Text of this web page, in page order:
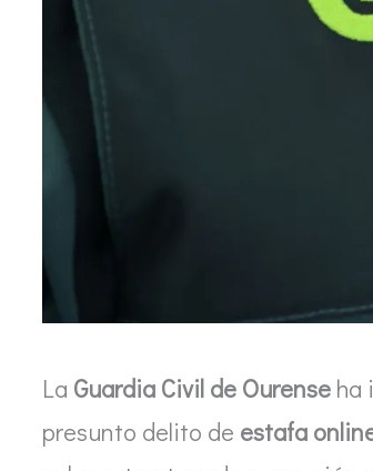
La Guardia Civil de Ourense ha
presunto delito de estafa